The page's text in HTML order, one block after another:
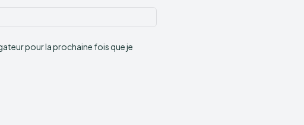
:
pour la prochaine fois que je